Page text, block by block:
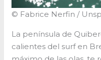
© Fabrice Nerfin /
La península de
calientes del surf en